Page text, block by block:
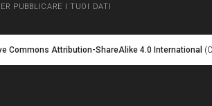
PUBBLICARE I TUOI DATI
Commons Attribution-ShareAlike 4.0 International